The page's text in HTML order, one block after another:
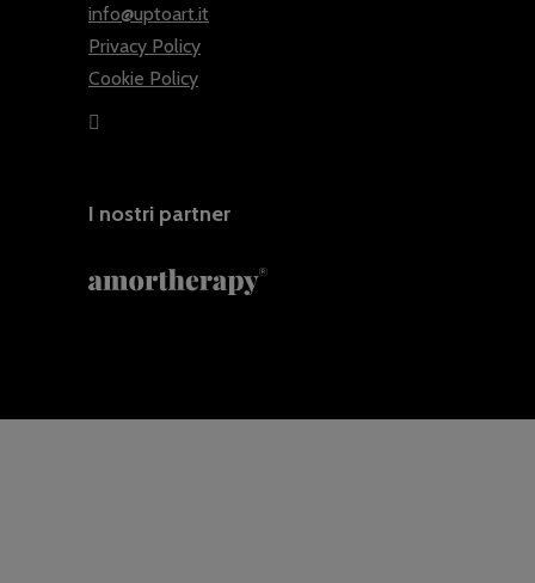
info@uptoart.it
Privacy Policy
Cookie Policy
I nostri partner